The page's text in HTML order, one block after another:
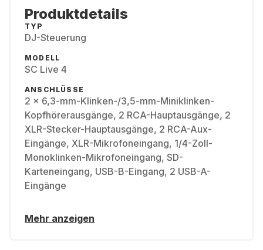
Produktdetails
TYP
DJ-Steuerung
MODELL
SC Live 4
ANSCHLÜSSE
2 x 6,3-mm-Klinken-/3,5-mm-Miniklinken-
Kopfhörerausgänge, 2 RCA-Hauptausgänge, 2
XLR-Stecker-Hauptausgänge, 2 RCA-Aux-
Eingänge, XLR-Mikrofoneingang, 1/4-Zoll-
Monoklinken-Mikrofoneingang, SD-
Karteneingang, USB-B-Eingang, 2 USB-A-
Eingänge
Mehr anzeigen